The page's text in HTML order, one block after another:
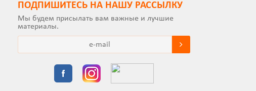
ПОДПИШИТEСЬ НА НАШУ РАССЫЛКУ
Мы будем присылать вам важные и лучшие
материалы.